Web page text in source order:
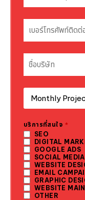
บริการที่สนใจ *
SEO
DIGITAL
GOOGLE ADS
SOCIAL MEDIA
WEBSITE
EMAIL
GRAPHIC
WEBSITE
OTHER